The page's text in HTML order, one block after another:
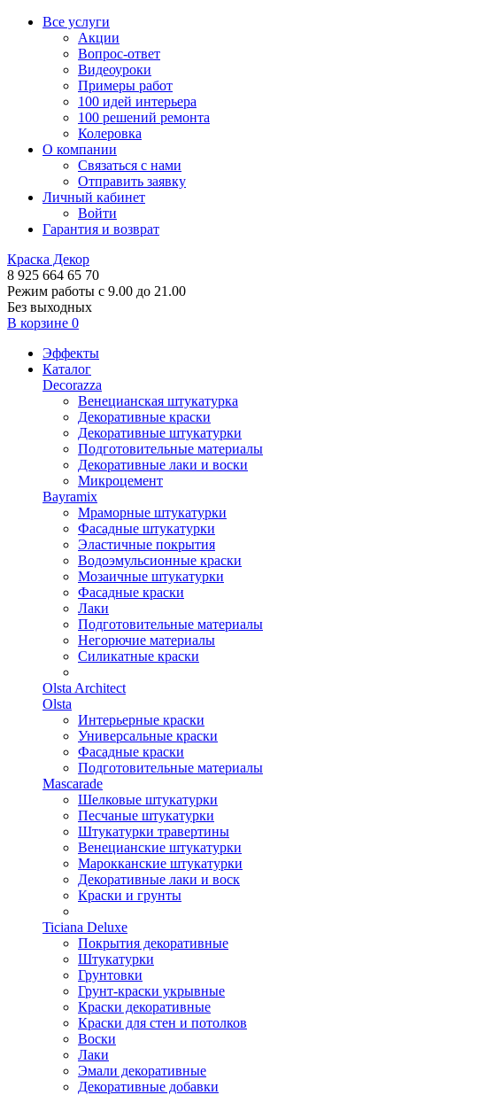
Все услуги
Акции
Вопрос-ответ
Видеоуроки
Примеры работ
100 идей интерьера
100 решений ремонта
Колеровка
О компании
Связаться с нами
Отправить заявку
Личный кабинет
Войти
Гарантия и возврат
Краска Декор
8 925 664 65 70
Режим работы с 9.00 до 21.00
Без выходных
В корзине 0
Эффекты
Каталог
Decorazza
Венецианская штукатурка
Декоративные краски
Декоративные штукатурки
Подготовительные материалы
Декоративные лаки и воски
Микроцемент
Bayramix
Мраморные штукатурки
Фасадные штукатурки
Эластичные покрытия
Водоэмульсионные краски
Мозаичные штукатурки
Фасадные краски
Лаки
Подготовительные материалы
Негорючие материалы
Силикатные краски
Olsta Architect
Olsta
Интерьерные краски
Универсальные краски
Фасадные краски
Подготовительные материалы
Mascarade
Шелковые штукатурки
Песчаные штукатурки
Штукатурки травертины
Венецианские штукатурки
Марокканские штукатурки
Декоративные лаки и воск
Краски и грунты
Ticiana Deluxe
Покрытия декоративные
Штукатурки
Грунтовки
Грунт-краски укрывные
Краски декоративные
Краски для стен и потолков
Воски
Лаки
Эмали декоративные
Декоративные добавки